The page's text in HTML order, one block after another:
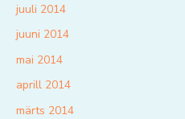
juuli 2014
juuni 2014
mai 2014
aprill 2014
märts 2014